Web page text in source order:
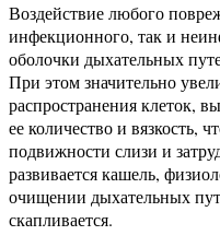
Воздействие любого
инфекционного, так и
оболочки дыхательных
При этом значительно
распространения клеток,
ее количество и вязкость,
подвижности слизи и
развивается кашель,
очищении дыхательных
скапливается.